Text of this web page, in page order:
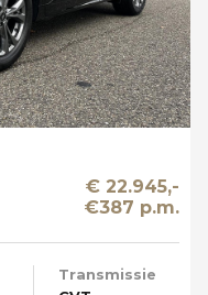
€ 22.945,-
€387 p.m.
Transmissie